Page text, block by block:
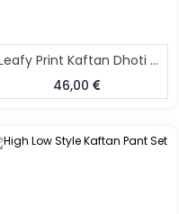
Leafy Print Kaftan Dhoti Skirt Set
46,00